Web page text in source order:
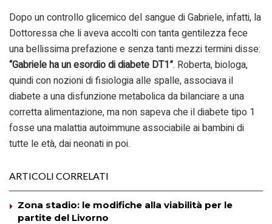
Dopo un controllo glicemico del sangue di Gabriele, infatti, la
Dottoressa che li aveva accolti con tanta gentilezza fece
una bellissima prefazione e senza tanti mezzi termini disse:
“Gabriele ha un esordio di diabete DT1”. Roberta, biologa,
quindi con nozioni di fisiologia alle spalle, associava il
diabete a una disfunzione metabolica da bilanciare a una
corretta alimentazione, ma non sapeva che il diabete tipo 1
fosse una malattia autoimmune associabile ai bambini di
tutte le età, dai neonati in poi.
ARTICOLI CORRELATI
Zona stadio: le modifiche alla viabilità per le
partite del Livorno